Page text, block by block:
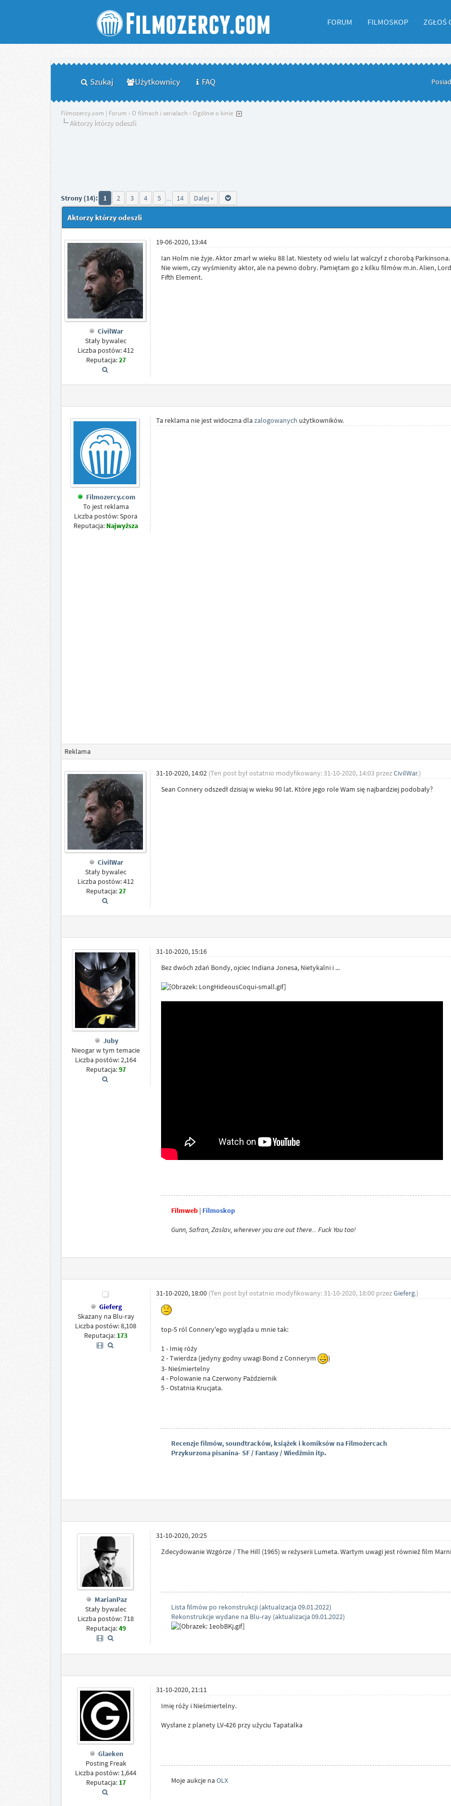
FORUM FILMOSKOP ZGŁOŚ
Szukaj Użytkownicy FAQ
Filmozercy.com | Forum › O filmach i serialach › Ogólnie o kinie
Aktorzy którzy odeszli
Strony (14): 1 2 3 4 5 ... 14 Dalej »
Aktorzy którzy odeszli
CivilWar
Stały bywalec
Liczba postów: 412
Reputacja:27
19-06-2020, 13:44
Ian Holm nie żyje. Aktor zmarł w wieku 88 lat. Niestety od wielu lat walczył z chorobą Parkinsona.
Nie wiem, czy wyśmienity aktor, ale na pewno dobry. Pamiętam go z kilku filmów m.in. Alien,
Fifth Element.
Filmozercy.com
To jest reklama
Liczba postów: Spora
Reputacja: Najwyższa
Ta reklama nie jest widoczna dlazalogowanych użytkowników.
Reklama
CivilWar
Stały bywalec
Liczba postów: 412
Reputacja:27
31-10-2020, 14:02 (Ten post był ostatnio modyfikowany: 31-10-2020, 14:03 przezCivilWar.)
Sean Connery odszedł dzisiaj w wieku 90 lat. Które jego role Wam się najbardziej podobały?
Juby
Nieogar w tym temacie
Liczba postów: 2,164
Reputacja:97
31-10-2020, 15:16
Bez dwóch zdań Bondy, ojciec Indiana Jonesa, Nietykalni i ...
Filmweb| Filmoskop
Gunn, Safran, Zaslav, wherever you are out there... Fuck You too!
Gieferg
Skazany na Blu-ray
Liczba postów: 8,108
Reputacja: 173
31-10-2020, 18:00 (Ten post był ostatnio modyfikowany: 31-10-2020, 18:00 przezGieferg.)
top-5 ról Connery'ego wygląda u mnie tak:
1 - Imię róży
2 - Twierdza (jedyny godny uwagi Bond z Connerym
)
3- Nieśmiertelny
4 - Polowanie na Czerwony Październik
5 - Ostatnia Krucjata.
Recenzje filmów, soundtracków, książek i komiksów na Filmożercach
Przykurzona pisanina- SF / Fantasy / Wiedźmin itp.
MarianPaz
Stały bywalec
Liczba postów: 718
Reputacja:49
31-10-2020, 20:25
Zdecydowanie Wzgórze / The Hill (1965) w reżyserii Lumeta. Wartym uwagi jest również film
Lista filmów po rekonstrukcji (aktualizacja 09.01.2022)
Rekonstrukcje wydane na Blu-ray (aktualizacja 09.01.2022)
Glaeken
Posting Freak
Liczba postów: 1,644
Reputacja: 17
31-10-2020, 21:11
Imię róży i Nieśmiertelny.
Wysłane z planety LV-426 przy użyciu Tapatalka
Moje aukcje naOLX